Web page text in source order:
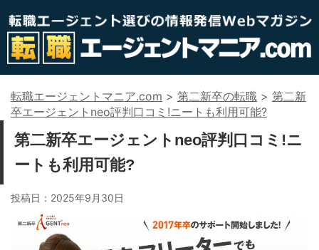
転職エージェントマニア.com > 第二新卒の転職 > 第二新
卒エージェントneo評判口コミ!ニートも利用可能?
第二新卒エージェントneo評判口コミ!ニ
ートも利用可能?
投稿日： 2025年9月30日